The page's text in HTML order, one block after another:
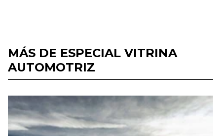
MÁS DE ESPECIAL VITRINA
AUTOMOTRIZ